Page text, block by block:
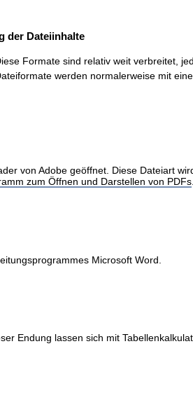
der Dateiinhalte
Formate sind relativ weit verbreitet,
werden normalerweise mit
von Adobe geöffnet. Diese Dateiart
zum Öffnen und Darstellen von PDFs.
Microsoft Word.
Endung lassen sich mit